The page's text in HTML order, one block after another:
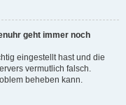
geht immer noch
eingestellt hast und die
vermutlich falsch.
beheben kann.